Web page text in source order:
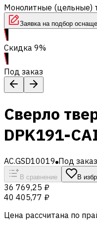
Монолитные (цельные)
Заявка на подбор
Скидка 9%
Под заказ
Сверло
DPK191-
AC.GSD10019 Под заказ
В сравнение В
36 769,25 ₽
40 405,77 ₽
Цена рассчитана по